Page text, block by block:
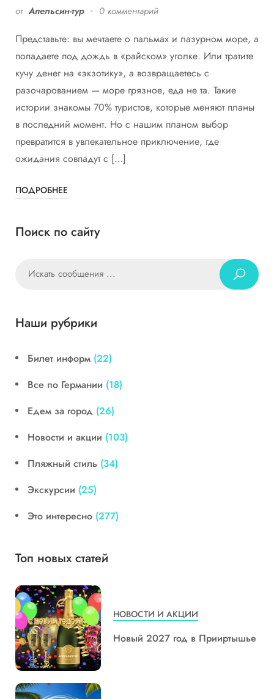
от Апельсин-тур 0 комментарий
Представьте: вы мечтаете о пальмах и лазурном море, а
попадаете под дождь в «райском» уголке. Или тратите
кучу денег на «экзотику», а возвращаетесь с
разочарованием — море грязное, еда не та. Такие
истории знакомы 70% туристов, которые меняют планы
в последний момент. Но с нашим планом выбор
превратится в увлекательное приключение, где
ожидания совпадут с […]
ПОДРОБНЕЕ
Поиск по сайту
Наши рубрики
Билет информ (22)
Все по Германии (18)
Едем за город (26)
Новости и акции (103)
Пляжный стиль (34)
Экскурсии (25)
Это интересно (277)
Топ новых статей
НОВОСТИ И АКЦИИ
Новый 2027 год в Прииртышье